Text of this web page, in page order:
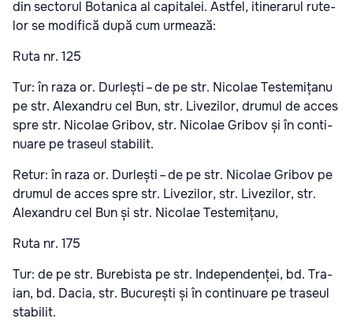
din sec­to­rul Bota­ni­ca al capi­ta­lei. Ast­fel, iti­ne­ra­rul rute­
lor se modi­fi­că după cum urmea­ză:
Ruta nr. 125
Tur: în raza or. Dur­lești – de pe str. Nico­lae Tes­te­mi­ța­nu
pe str. Ale­xan­dru cel Bun, str. Live­zi­lor, dru­mul de acces
spre str. Nico­lae Gri­bov, str. Nico­lae Gri­bov și în con­ti­
nu­a­re pe tra­se­ul sta­bi­lit.
Retur: în raza or. Dur­lești – de pe str. Nico­lae Gri­bov pe
dru­mul de acces spre str. Live­zi­lor, str. Live­zi­lor, str.
Ale­xan­dru cel Bun și str. Nico­lae Tes­te­mi­ța­nu,
Ruta nr. 175
Tur: de pe str. Burebis­ta pe str. Inde­pen­den­ței, bd. Tra­
ian, bd. Dacia, str. Bucu­rești și în con­ti­nu­a­re pe tra­se­ul
sta­bi­lit.